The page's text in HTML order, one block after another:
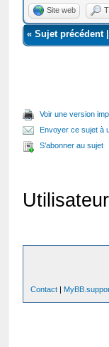
| 6
|
Site web
«Sujet précédent
Voir une version
Envoyer ce sujet à
S’abonner au sujet
Contact |